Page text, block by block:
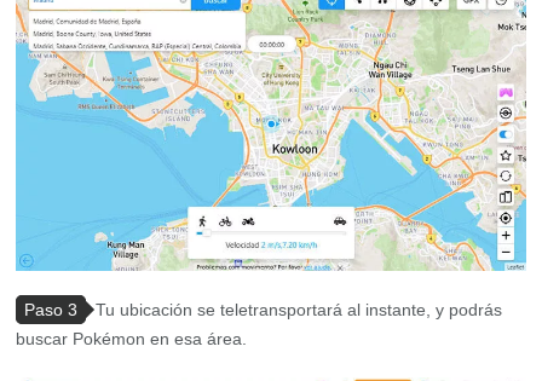
Paso 3
Tu ubicación se teletransportará al instante, y podrás
buscar Pokémon en esa área.